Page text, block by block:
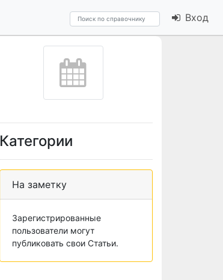
Вход
Категории
На заметку
Зарегистрированные
пользователи могут
публиковать свои Статьи.